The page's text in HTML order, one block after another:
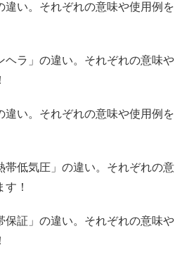
違い。それぞれの意味や使用例を
ヘラ」の違い。それぞれの意味や
違い。それぞれの意味や使用例を
帯低気圧」の違い。それぞれの意
！
保証」の違い。それぞれの意味や